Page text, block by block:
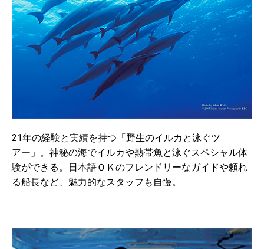
21年の経験と実績を持つ「野生のイルカと泳ぐツ
アー」。神秘の海でイルカや熱帯魚と泳ぐスペシャル体
験ができる。日本語ＯＫのフレンドリーなガイドや頼れ
る船長など、魅力的なスタッフも自慢。